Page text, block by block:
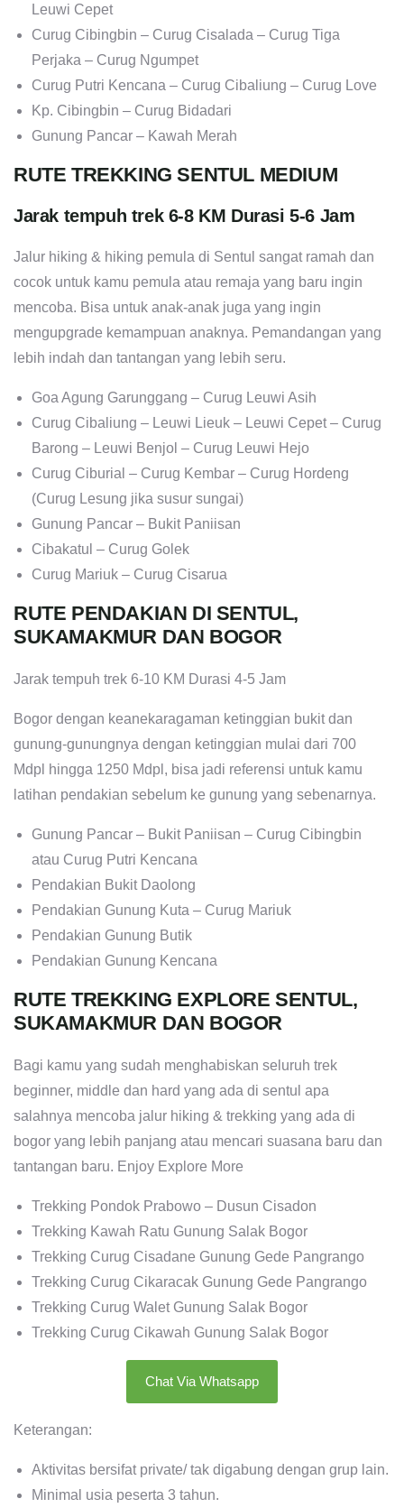
Leuwi Cepet
Curug Cibingbin – Curug Cisalada – Curug Tiga
Perjaka – Curug Ngumpet
Curug Putri Kencana – Curug Cibaliung – Curug Love
Kp. Cibingbin – Curug Bidadari
Gunung Pancar – Kawah Merah
RUTE TREKKING SENTUL MEDIUM
Jarak tempuh trek 6-8 KM Durasi 5-6 Jam
Jalur hiking & hiking pemula di Sentul sangat ramah dan
cocok untuk kamu pemula atau remaja yang baru ingin
mencoba. Bisa untuk anak-anak juga yang ingin
mengupgrade kemampuan anaknya. Pemandangan yang
lebih indah dan tantangan yang lebih seru.
Goa Agung Garunggang – Curug Leuwi Asih
Curug Cibaliung – Leuwi Lieuk – Leuwi Cepet – Curug
Barong – Leuwi Benjol – Curug Leuwi Hejo
Curug Ciburial – Curug Kembar – Curug Hordeng
(Curug Lesung jika susur sungai)
Gunung Pancar – Bukit Paniisan
Cibakatul – Curug Golek
Curug Mariuk – Curug Cisarua
RUTE PENDAKIAN DI SENTUL,
SUKAMAKMUR DAN BOGOR
Jarak tempuh trek 6-10 KM Durasi 4-5 Jam
Bogor dengan keanekaragaman ketinggian bukit dan
gunung-gunungnya dengan ketinggian mulai dari 700
Mdpl hingga 1250 Mdpl, bisa jadi referensi untuk kamu
latihan pendakian sebelum ke gunung yang sebenarnya.
Gunung Pancar – Bukit Paniisan – Curug Cibingbin
atau Curug Putri Kencana
Pendakian Bukit Daolong
Pendakian Gunung Kuta – Curug Mariuk
Pendakian Gunung Butik
Pendakian Gunung Kencana
RUTE TREKKING EXPLORE SENTUL,
SUKAMAKMUR DAN BOGOR
Bagi kamu yang sudah menghabiskan seluruh trek
beginner, middle dan hard yang ada di sentul apa
salahnya mencoba jalur hiking & trekking yang ada di
bogor yang lebih panjang atau mencari suasana baru dan
tantangan baru. Enjoy Explore More
Trekking Pondok Prabowo – Dusun Cisadon
Trekking Kawah Ratu Gunung Salak Bogor
Trekking Curug Cisadane Gunung Gede Pangrango
Trekking Curug Cikaracak Gunung Gede Pangrango
Trekking Curug Walet Gunung Salak Bogor
Trekking Curug Cikawah Gunung Salak Bogor
Chat Via Whatsapp
Keterangan:
Aktivitas bersifat private/ tak digabung dengan grup lain.
Minimal usia peserta 3 tahun.